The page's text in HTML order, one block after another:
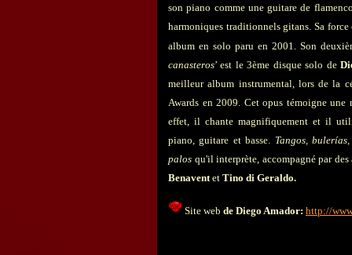
son piano comme une guitare de
harmoniques traditionnels gitans. Sa
album en solo paru en 2001. Son
canasteros’ est le 3ème disque solo de
meilleur album instrumental, lors de la
Awards en 2009. Cet opus témoigne
effet, il chante magnifiquement et il
piano, guitare et basse. Tangos,
palos qu'il interprète, accompagné par
Benaventet Tino di Geraldo.
Site web de Diego Amador: http://